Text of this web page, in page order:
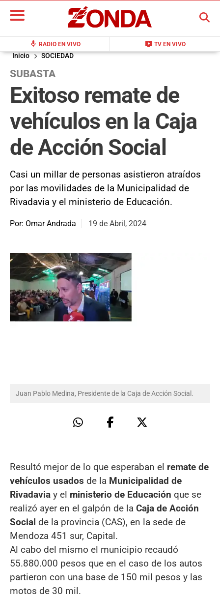
mic RADIO EN VIVO live_tv TV EN VIVO
BUSCAR
Inicio SOCIEDAD
SUBASTA
Exitoso remate de
vehículos en la Caja
de Acción Social
Casi un millar de personas asistieron atraídos
por las movilidades de la Municipalidad de
Rivadavia y el ministerio de Educación.
Por: Omar Andrada 19 de Abril, 2024
Juan Pablo Medina, Presidente de la Caja de Acción Social.
Resultó mejor de lo que esperaban el remate de
vehículos usados de la Municipalidad de
Rivadavia y el ministerio de Educación que se
realizó ayer en el galpón de la Caja de Acción
Social de la provincia (CAS), en la sede de
Mendoza 451 sur, Capital.
Al cabo del mismo el municipio recaudó
55.880.000 pesos que en el caso de los autos
partieron con una base de 150 mil pesos y las
motos de 30 mil.